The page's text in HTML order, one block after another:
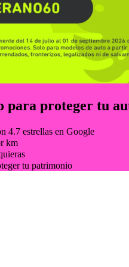
para proteger tu
4.7 estrellas en Google
km
tu patrimonio